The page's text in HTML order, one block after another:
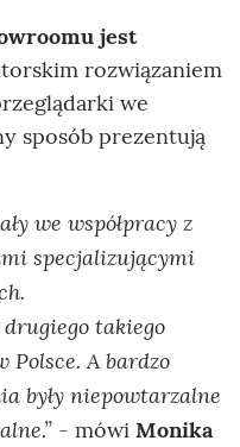
jest
rozwiązaniem
we
sposób prezentują
we współpracy z
specjalizującymi
takiego
Polsce. A bardzo
były niepowtarzalne
- mówi Monika